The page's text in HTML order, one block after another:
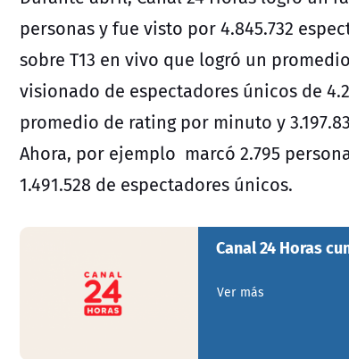
personas y fue visto por 4.845.732
sobre T13 en vivo que logró un
visionado de espectadores únicos de
promedio de rating por minuto y
Ahora, por ejemplo marcó 2.795
1.491.528 de espectadores únicos.
Canal 24 Horas
Ver más